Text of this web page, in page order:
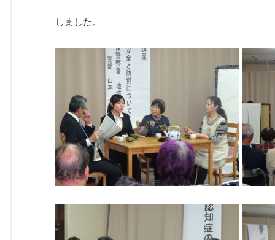
しました。